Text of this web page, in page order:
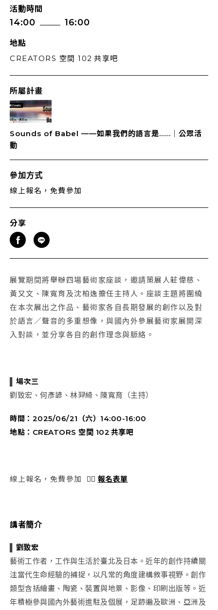
活動時間
14:00 16:00
地點
CREATORS 空間 102 共享吧
所屬計畫
Sounds of Babel ——如果我們的語言是……｜公眾活
動
參加方式
線上報名，免費參加
分享
展覽期間將舉辦四場藝術家座談，邀請策展人莊偉慈、
黃又文、陳寬育及沈柏逸擔任主持人。座談主題將圍繞
在本次展出之作品、藝術家各自長期發展的創作以及對
於語言／聲音的多重想像，與國內外參展藝術家展開深
入對談，並分享各自的創作理念與脈絡。
場次三
劉致宏、何彥諺、林羿綺、陳寬育（主持）
時間： 2025/06/21 （六） 14:00-16:00
地點：CREATORS 空間 102 共享吧
線上報名，免費參加 👉🏻 報名表單
講者簡介
劉致宏
藝術工作者，工作與生活於臺北及日本。近年的創作持續關
注當代生命經驗的捕捉，以凡常的角度建構敘事視野。創作
類型含括繪畫、陶瓷、裝置與地景、影像、印刷出版等。近
年積極參與國內外藝術進駐及個展，足跡遍及歐洲、亞洲及